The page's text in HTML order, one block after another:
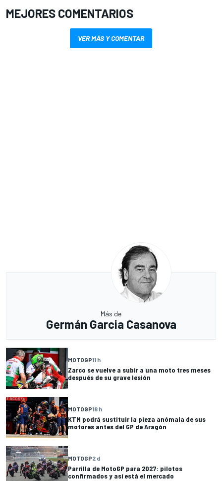
MEJORES COMENTARIOS
VER MÁS Y COMENTAR
Más de
Germán Garcia Casanova
MOTOGP11 h
Zarco se vuelve a subir a una moto tres meses
después de su grave lesión
MOTOGP18 h
KTM podrá sustituir la pieza anómala de sus
motores antes del GP de Aragón
MOTOGP2 d
Parrilla de MotoGP para 2027: pilotos
confirmados y así está el mercado